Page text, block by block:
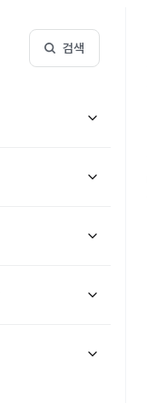
검색